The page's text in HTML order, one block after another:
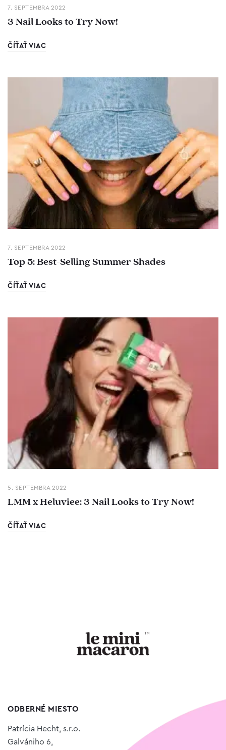
7. SEPTEMBRA 2022
3 Nail Looks to Try Now!
ČÍŤAŤ VIAC
7. SEPTEMBRA 2022
Top 5: Best-Selling Summer Shades
ČÍŤAŤ VIAC
5. SEPTEMBRA 2022
LMM x Heluviee: 3 Nail Looks to Try Now!
ČÍŤAŤ VIAC
ODBERNÉ MIESTO
Patrícia Hecht, s.r.o.
Galvániho 6,